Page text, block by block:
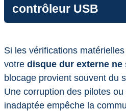
contrôleur USB
Si les vérifications
votre disque dur externe ne
blocage provient souvent du
Une corruption des pilotes
inadaptée empêche la